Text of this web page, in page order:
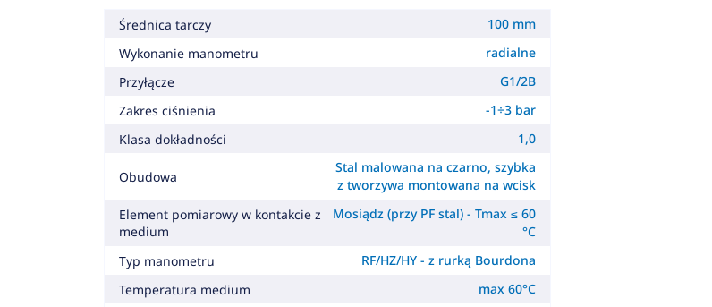
Średnica tarczy
100 mm
Wykonanie manometru
radialne
Przyłącze
G1/2B
Zakres ciśnienia
-1÷3 bar
Klasa dokładności
1,0
Obudowa
Stal malowana na czarno, szybka
z tworzywa montowana na wcisk
Element pomiarowy w kontakcie z
medium
Mosiądz (przy PF stal) - Tmax ≤ 60
°C
Typ manometru
RF/HZ/HY - z rurką Bourdona
Temperatura medium
max 60°C